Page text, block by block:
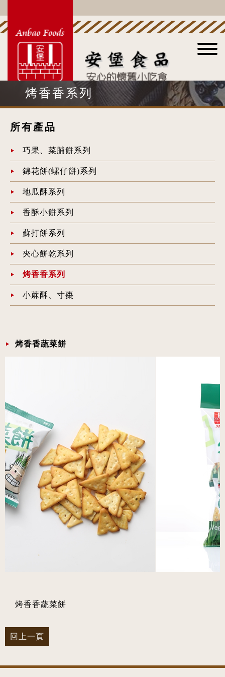
烤香香系列
所有產品
巧果、菜脯餅系列
錦花餅(螺仔餅)系列
地瓜酥系列
香酥小餅系列
蘇打餅系列
夾心餅乾系列
烤香香系列
小蔴酥、寸棗
烤香香蔬菜餅
烤香香蔬菜餅
回上一頁